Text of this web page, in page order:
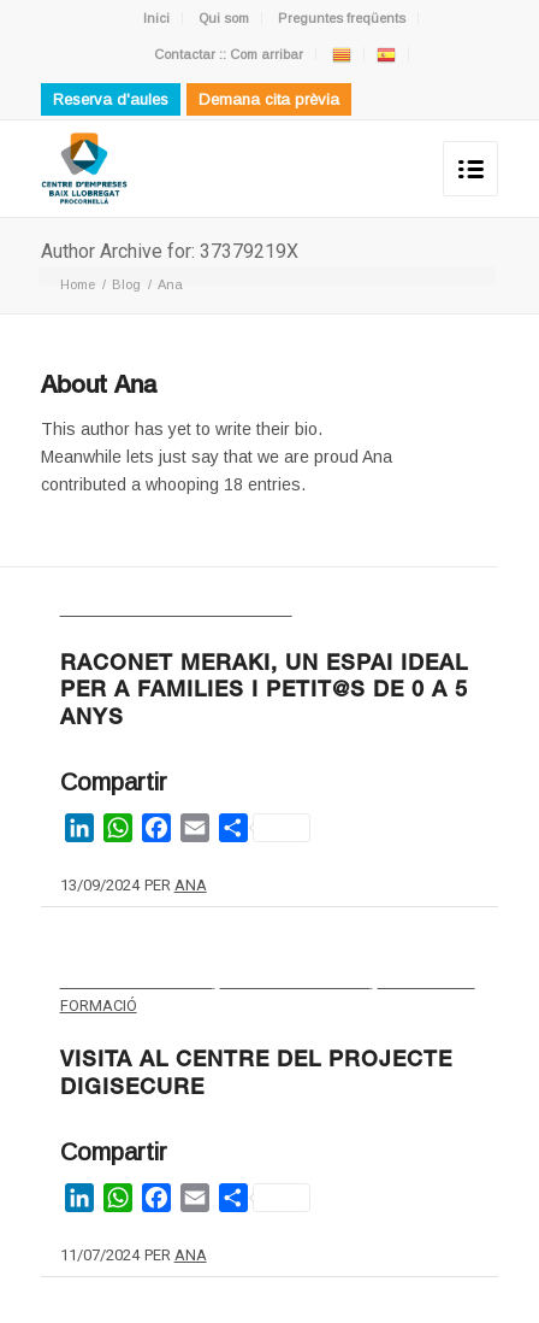
Inici Qui som Preguntes freqüents
Contactar :: Com arribar
Reserva d'aules Demana cita prèvia
Author Archive for: 37379219X
Home / Blog / Ana
AboutAna
This author has yet to write their bio.
Meanwhile lets just say that we are proud Ana
contributed a whooping 18 entries.
RACONET MERAKI, UN ESPAI IDEAL
PER A FAMILIES I PETIT@S DE 0 A 5
ANYS
Compartir
LinkedInWhatsAppFacebook
EmailShare
13/09/2024 PER ANA
FORMACIÓ
VISITA AL CENTRE DEL PROJECTE
DIGISECURE
Compartir
LinkedInWhatsAppFacebook
EmailShare
11/07/2024 PER ANA